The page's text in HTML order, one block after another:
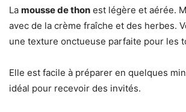
La mousse de thon est légère et aérée.
avec de la crème fraîche et des herbes.
une texture onctueuse parfaite pour les
Elle est facile à préparer en quelques
idéal pour recevoir des invités.